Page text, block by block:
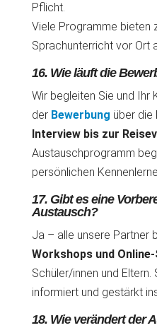
Pflicht.
Viele Programme bieten
Sprachunterricht vor Ort
16. Wie läuft die
Wir begleiten Sie und Ihr
der Bewerbung über die
Interview bis zur
Austauschprogramm
persönlichen
17. Gibt es eine
Austausch?
Ja – alle unsere Partner
Workshops und
Schüler/innen und
informiert und gestärkt
18. Wie verändert der